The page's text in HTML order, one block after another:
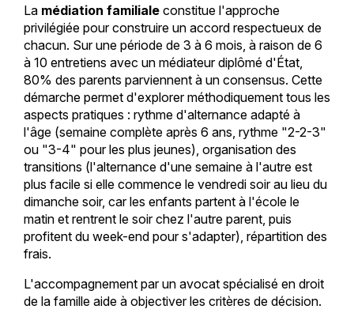
La médiation familialeconstitue l'approche
privilégiée pour construire un accord respectueux de
chacun. Sur une période de 3 à 6 mois, à raison de 6
à 10 entretiens avec un médiateur diplômé d'État,
80% des parents parviennent à un consensus. Cette
démarche permet d'explorer méthodiquement tous les
aspects pratiques : rythme d'alternance adapté à
l'âge (semaine complète après 6 ans, rythme "2-2-3"
ou "3-4" pour les plus jeunes), organisation des
transitions (l'alternance d'une semaine à l'autre est
plus facile si elle commence le vendredi soir au lieu du
dimanche soir, car les enfants partent à l'école le
matin et rentrent le soir chez l'autre parent, puis
profitent du week-end pour s'adapter), répartition des
frais.
L'accompagnement par un avocat spécialisé en droit
de la famille aide à objectiver les critères de décision.